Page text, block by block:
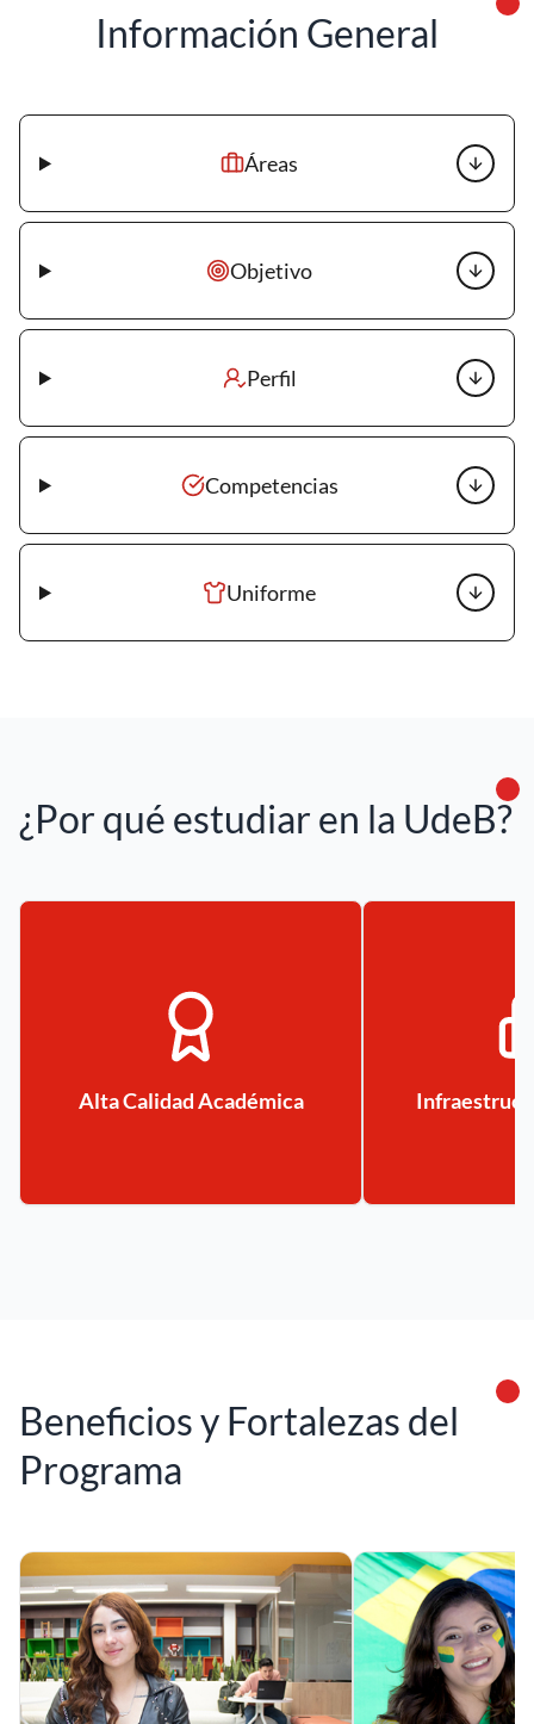
Información General
Áreas
Objetivo
Perfil
Competencias
Uniforme
¿Por qué estudiar en la UdeB?
Alta Calidad Académica
Beneficios y Fortalezas del
Programa